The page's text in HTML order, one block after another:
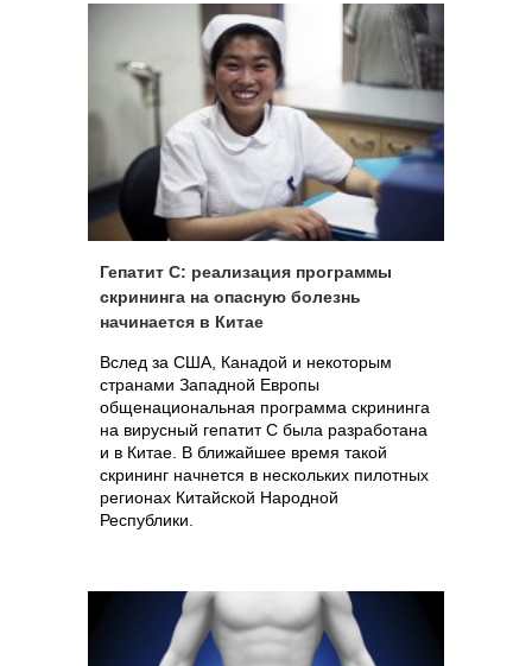
Гепатит С: реализация программы
скрининга на опасную болезнь
начинается в Китае
Вслед за США, Канадой и некоторым
странами Западной Европы
общенациональная программа скрининга
на вирусный гепатит С была разработана
и в Китае. В ближайшее время такой
скрининг начнется в нескольких пилотных
регионах Китайской Народной
Республики.